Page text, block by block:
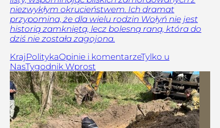
niezwykłym okrucieństwem. Ich dramat
przypomina, że dla wielu rodzin Wołyń nie jest
historią zamkniętą, lecz bolesną raną, która do
dziś nie została zagojona.
Kraj PolitykaOpinie i komentarzeTylko u
NasTygodnik Wprost